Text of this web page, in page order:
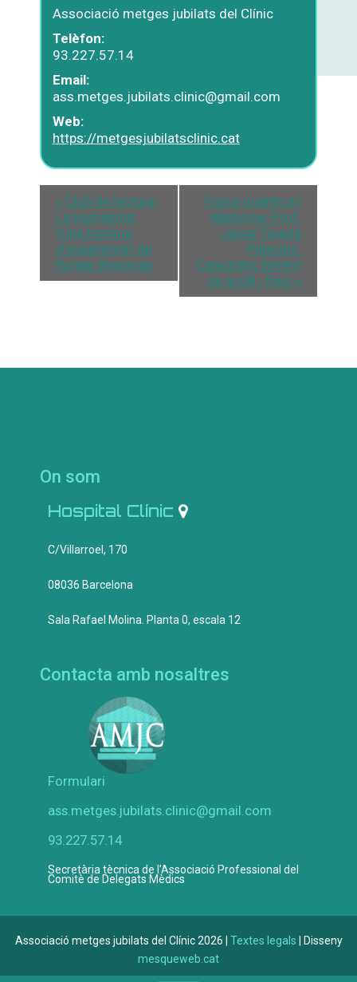
Associació metges jubilats del Clínic
Telèfon:
93.227.57.14
Email:
ass.metges.jubilats.clinic@gmail.com
Web:
https://metgesjubilatsclinic.cat
« Club de lectura.
La Humanitat
(Una història
d’esperança) de
Rutger Bregman
Física quàntica i
Medicina. Prof.
Javier Tejada
Palacios.
Catedràtic Emèrit
de la UB i físic »
On som
Hospital Clínic
C/Villarroel, 170
08036 Barcelona
Sala Rafael Molina. Planta 0, escala 12
Contacta amb nosaltres
Formulari
ass.metges.jubilats.clinic@gmail.com
93.227.57.14
Secretària tècnica de l’Associació Professional del
Comitè de Delegats Mèdics
Associació metges jubilats del Clínic 2026 | Textes legals | Disseny
mesqueweb.cat